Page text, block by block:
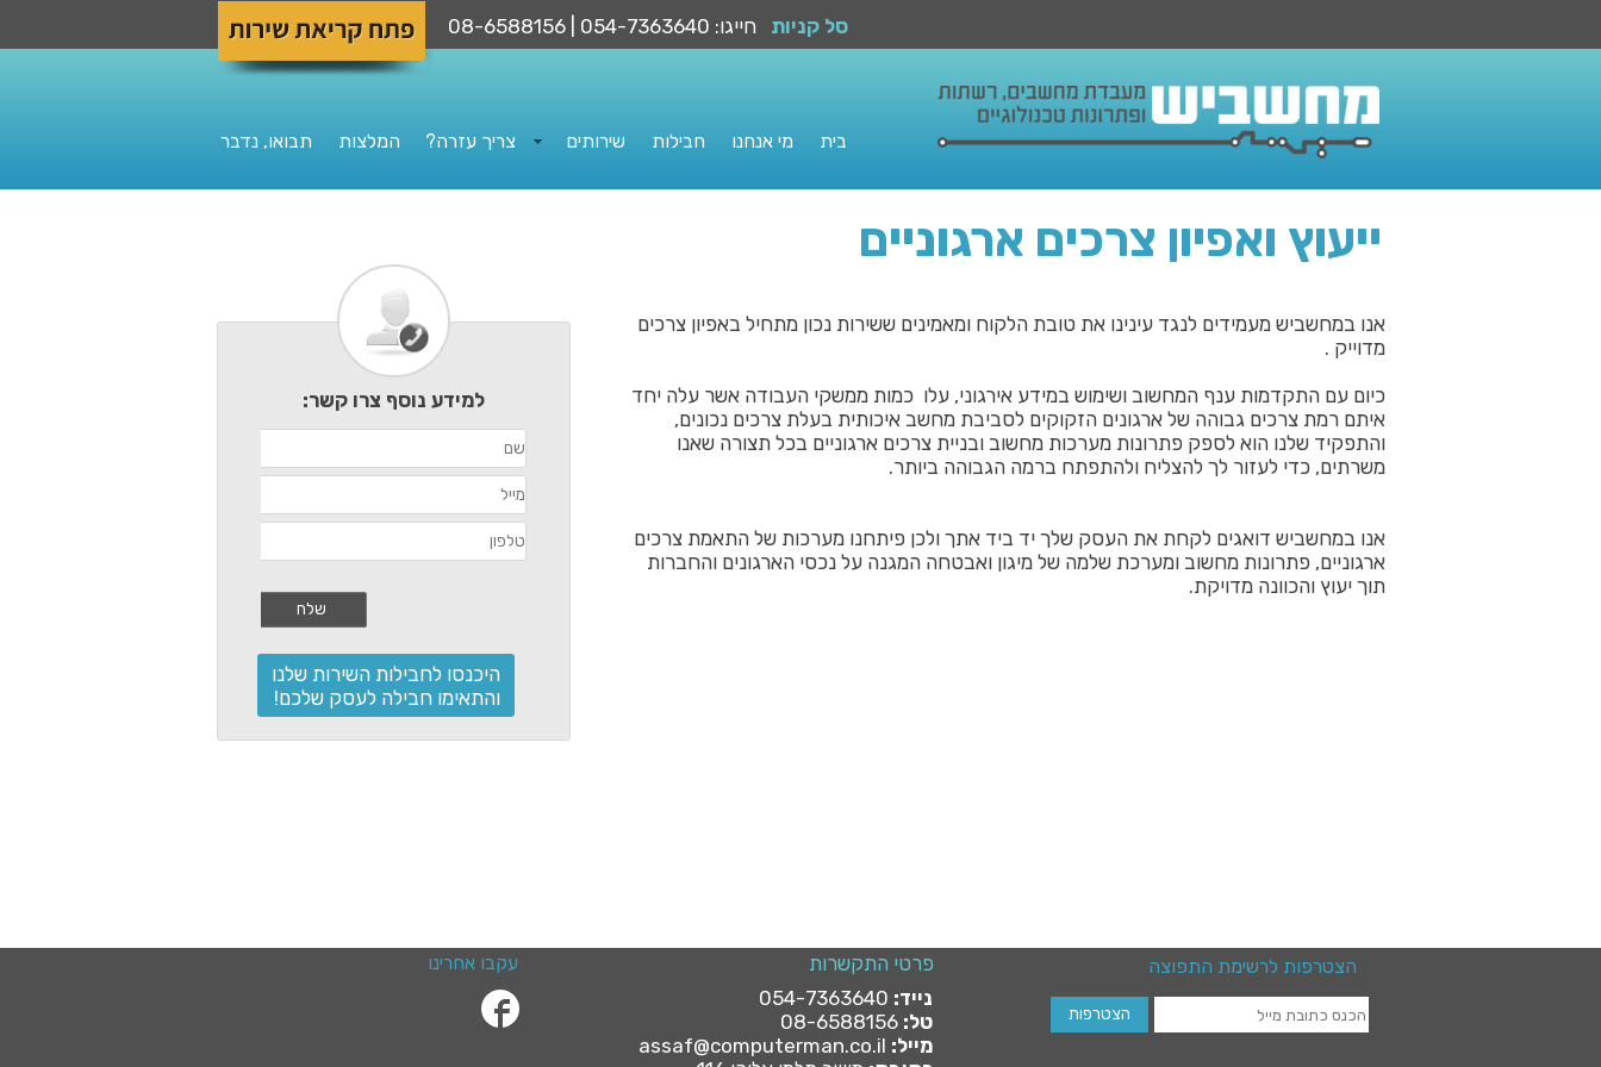
בית מי אנחנו חבילות שירותים צריך עזרה? המלצות תבואו, נדבר
חייגו: 054-7363640 | 08-6588156 סל קניות
ייעוץ ואפיון צרכים ארגוניים
אנו במחשביש מעמידים לנגד עינינו את טובת הלקוח ומאמינים ששירות נכון מתחיל באפיון צרכים
מדוייק .
כיום עם התקדמות ענף המחשוב ושימוש במידע אירגוני, עלו כמות ממשקי העבודה אשר עלה יחד
איתם רמת צרכים גבוהה של ארגונים הזקוקים לסביבת מחשב איכותית בעלת צרכים נכונים,
והתפקיד שלנו הוא לספק פתרונות מערכות מחשוב ובניית צרכים ארגוניים בכל תצורה שאנו
משרתים, כדי לעזור לך להצליח ולהתפתח ברמה הגבוהה ביותר.
אנו במחשביש דואגים לקחת את העסק שלך יד ביד אתך ולכן פיתחנו מערכות של התאמת צרכים
ארגוניים, פתרונות מחשוב ומערכת שלמה של מיגון ואבטחה המגנה על נכסי הארגונים והחברות
תוך יעוץ והכוונה מדויקת.
למידע נוסף צרו קשר:
היכנסו לחבילות השירות שלנו
והתאימו חבילה לעסק שלכם!
פרטי התקשרות
נייד:054-7363640
טל:08-6588156
מייל:assaf@computerman.co.il
כתובת:מושב תלמי אליהו 116
הכנס
כתובת
הצטרפות
נייד: 054-7363640
טל:
מייל:
הצטרפות לרשימת התפוצה פרטי התקשרות עקבו אחרינו